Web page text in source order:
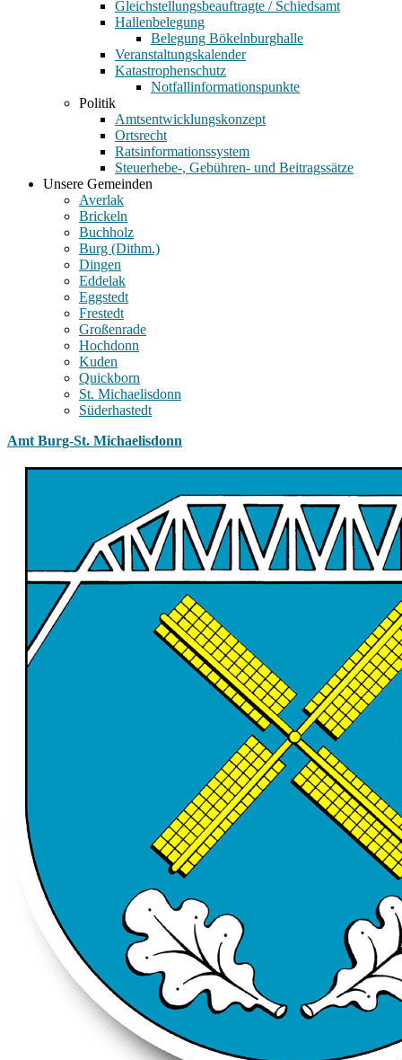
Gleichstellungsbeauftragte / Schiedsamt
Hallenbelegung
Belegung Bökelnburghalle
Veranstaltungskalender
Katastrophenschutz
Notfallinformationspunkte
Politik
Amtsentwicklungskonzept
Ortsrecht
Ratsinformationssystem
Steuerhebe-, Gebühren- und Beitragssätze
Unsere Gemeinden
Averlak
Brickeln
Buchholz
Burg (Dithm.)
Dingen
Eddelak
Eggstedt
Frestedt
Großenrade
Hochdonn
Kuden
Quickborn
St. Michaelisdonn
Süderhastedt
Amt Burg-St. Michaelisdonn